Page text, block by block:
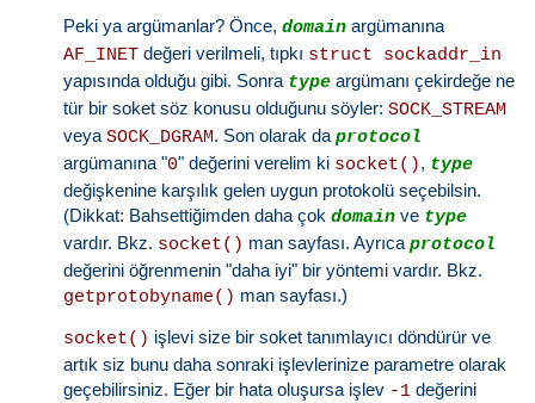
Peki ya argümanlar? Önce,domain argümanına
AF_INET değeri verilmeli, tıpkı struct sockaddr_in
yapısında olduğu gibi. Sonra type argümanı çekirdeğe ne
tür bir soket söz konusu olduğunu söyler:SOCK_STREAM
veyaSOCK_DGRAM. Son olarak daprotocol
argümanına "0" değerini verelim ki socket(), type
değişkenine karşılık gelen uygun protokolü seçebilsin.
(Dikkat: Bahsettiğimden daha çokdomain ve type
vardır. Bkz. socket() man sayfası. Ayrıcaprotocol
değerini öğrenmenin "daha iyi" bir yöntemi vardır. Bkz.
getprotobyname() man sayfası.)
socket() işlevi size bir soket tanımlayıcı döndürür ve
artık siz bunu daha sonraki işlevlerinize parametre olarak
geçebilirsiniz. Eğer bir hata oluşursa işlev -1 değerini